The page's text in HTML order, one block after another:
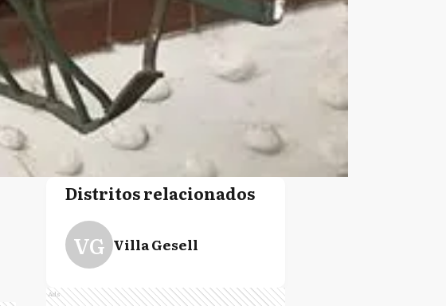
Distritos relacionados
VG Villa Gesell
Ads